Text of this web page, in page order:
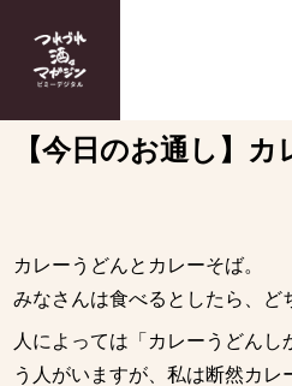
【今日のお通し】
カレーうどんとカレーそば。
みなさんは食べるとしたら、ど
人によっては「カレーうどん
う人がいますが、私は断然カレ